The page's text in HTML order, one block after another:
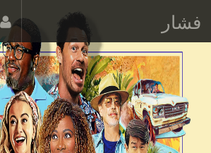
فشار